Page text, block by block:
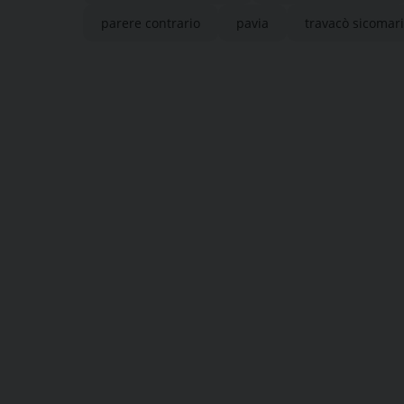
parere contrario pavia travacò